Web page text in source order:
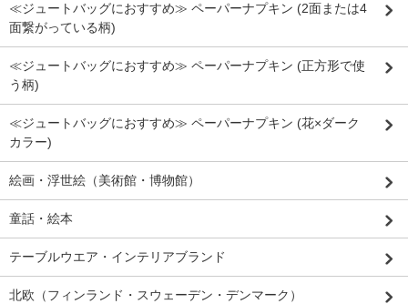
≪ジュートバッグにおすすめ≫ ペーパーナプキン (2面または4
面繋がっている柄)
≪ジュートバッグにおすすめ≫ ペーパーナプキン (正方形で使
う柄)
≪ジュートバッグにおすすめ≫ ペーパーナプキン (花×ダーク
カラー)
絵画・浮世絵（美術館・博物館）
童話・絵本
テーブルウエア・インテリアブランド
北欧（フィンランド・スウェーデン・デンマーク）